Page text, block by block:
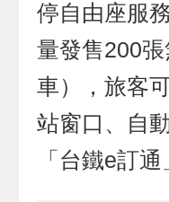
停自由座服
量發售200
車），旅客
站窗口、自
「台鐵e訂